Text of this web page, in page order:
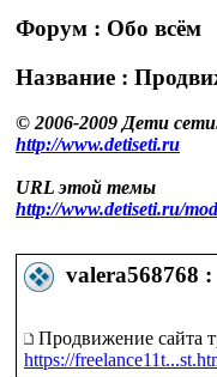
Форум : Обо всём
Название :
© 2006-2009 Дети
http://www.detiseti.ru
URL этой темы
http://www.detiseti.ru/
valera568768 :
Продвижение сайта
https://